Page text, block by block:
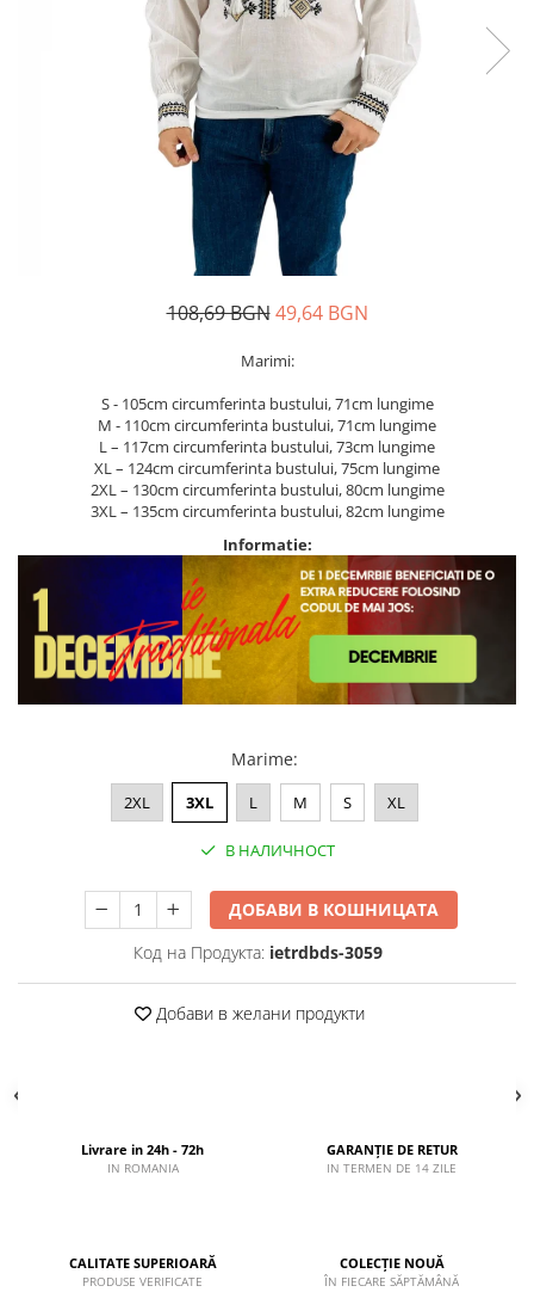
Дамски панталони
Дамски пуловери
Дамски спортни комплекти
Пояси за момчета
108,69 BGN 49,64 BGN
Marimi:
S - 105cm circumferinta bustului, 71cm lungime
M - 110cm circumferinta bustului, 71cm lungime
L – 117cm circumferinta bustului, 73cm lungime
XL – 124cm circumferinta bustului, 75cm lungime
2XL – 130cm circumferinta bustului, 80cm lungime
3XL – 135cm circumferinta bustului, 82cm lungime
Informatie:
Marime:
2XL 3XL L M S XL
В НАЛИЧНОСТ
ДОБАВИ В КОШНИЦАТА
Код на Продукта: ietrdbds-3059
Добави в желани продукти
Livrare in 24h - 72h
IN ROMANIA
GARANȚIE DE RETUR
IN TERMEN DE 14 ZILE
CALITATE SUPERIOARĂ
PRODUSE VERIFICATE
COLECȚIE NOUĂ
ÎN FIECARE SĂPTĂMÂNĂ